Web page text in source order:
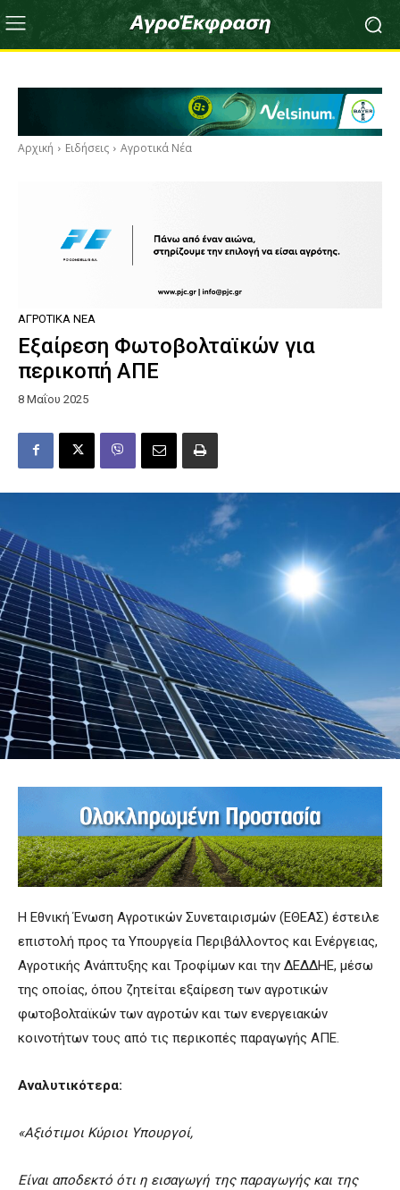
Αρχική Ειδήσεις Αγροτικά Νέα
ΑΓΡΟΤΙΚΆ ΝΈΑ
Εξαίρεση Φωτοβολταϊκών για
περικοπή ΑΠΕ
8 Μαΐου 2025
Η Εθνική Ένωση Αγροτικών Συνεταιρισμών (ΕΘΕΑΣ) έστειλε
επιστολή προς τα Υπουργεία Περιβάλλοντος και Ενέργειας,
Αγροτικής Ανάπτυξης και Τροφίμων και την ΔΕΔΔΗΕ, μέσω
της οποίας, όπου ζητείται εξαίρεση των αγροτικών
φωτοβολταϊκών των αγροτών και των ενεργειακών
κοινοτήτων τους από τις περικοπές παραγωγής ΑΠΕ.
Αναλυτικότερα:
«Αξιότιμοι Κύριοι Υπουργοί,
Είναι αποδεκτό ότι η εισαγωγή της παραγωγής και της